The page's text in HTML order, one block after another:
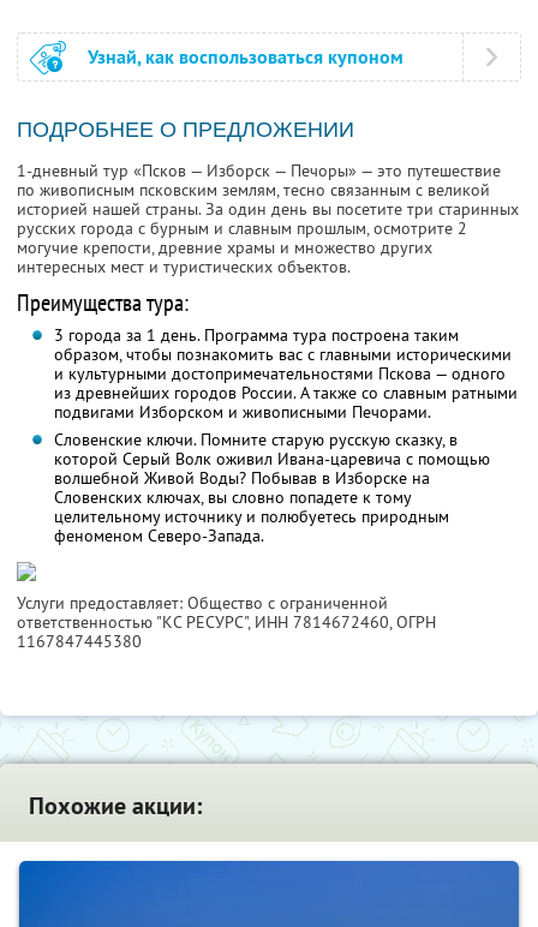
Узнай, как воспользоваться купоном
ПОДРОБНЕЕ О ПРЕДЛОЖЕНИИ
1-дневный тур «Псков — Изборск — Печоры» — это путешествие
по живописным псковским землям, тесно связанным с великой
историей нашей страны. За один день вы посетите три старинных
русских города с бурным и славным прошлым, осмотрите 2
могучие крепости, древние храмы и множество других
интересных мест и туристических объектов.
Преимущества тура:
3 города за 1 день. Программа тура построена таким
образом, чтобы познакомить вас с главными историческими
и культурными достопримечательностями Пскова — одного
из древнейших городов России. А также со славным ратными
подвигами Изборском и живописными Печорами.
Словенские ключи. Помните старую русскую сказку, в
которой Серый Волк оживил Ивана-царевича с помощью
волшебной Живой Воды? Побывав в Изборске на
Словенских ключах, вы словно попадете к тому
целительному источнику и полюбуетесь природным
феноменом Северо-Запада.
Услуги предоставляет: Общество с ограниченной
ответственностью "КС РЕСУРС", ИНН 7814672460, ОГРН
1167847445380
Похожие акции: